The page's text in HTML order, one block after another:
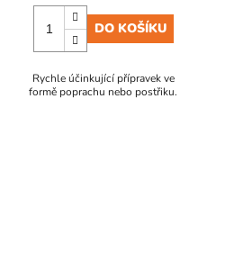
DO KOŠÍKU
Rychle účinkující přípravek ve
formě poprachu nebo postřiku.